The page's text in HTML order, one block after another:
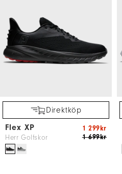
Direktköp
Flex XP
Herr Golfskor 1 699kr
1 299kr